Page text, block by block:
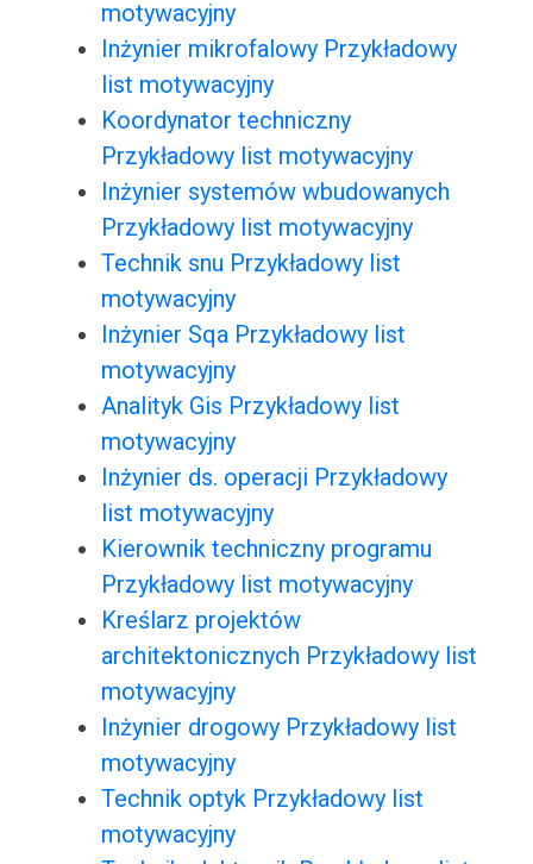
motywacyjny
Inżynier mikrofalowy Przykładowy
list motywacyjny
Koordynator techniczny
Przykładowy list motywacyjny
Inżynier systemów wbudowanych
Przykładowy list motywacyjny
Technik snu Przykładowy list
motywacyjny
Inżynier Sqa Przykładowy list
motywacyjny
Analityk Gis Przykładowy list
motywacyjny
Inżynier ds. operacji Przykładowy
list motywacyjny
Kierownik techniczny programu
Przykładowy list motywacyjny
Kreślarz projektów
architektonicznych Przykładowy list
motywacyjny
Inżynier drogowy Przykładowy list
motywacyjny
Technik optyk Przykładowy list
motywacyjny